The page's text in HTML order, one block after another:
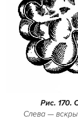
Рис. 170.
Слева —